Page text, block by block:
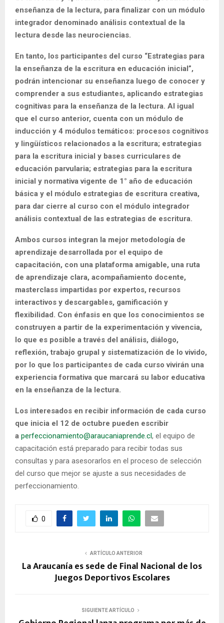
enseñanza de la lectura, para finalizar con un módulo
integrador denominado análisis contextual de la
lectura desde las neurociencias.
En tanto, los participantes del curso “Estrategias para
la enseñanza de la escritura en educación inicial”,
podrán intencionar su enseñanza luego de conocer y
comprender a sus estudiantes, aplicando estrategias
cognitivas para la enseñanza de la lectura. Al igual
que el curso anterior, cuenta con un módulo de
inducción y 4 módulos temáticos: procesos cognitivos
y lingüísticos relacionados a la escritura; estrategias
para la escritura inicial y bases curriculares de
educación parvularia; estrategias para la escritura
inicial y normativa vigente de 1° año de educación
básica y el módulo estrategias de escritura creativa,
para dar cierre al curso con el módulo integrador
análisis contextual de las estrategias de escritura.
Ambos cursos integran la mejor metodología de
aprendizaje desarrollada por el equipo de
capacitación, con una plataforma amigable, una ruta
de aprendizaje clara, acompañamiento docente,
masterclass impartidas por expertos, recursos
interactivos y descargables, gamificación y
flexibilidad. Con énfasis en que los conocimientos se
construyen a partir de la experimentación y vivencia,
lo que es posible a través del análisis, diálogo,
reflexión, trabajo grupal y sistematización de lo vivido,
por lo que los participantes de cada curso vivirán una
experiencia formativa que marcará su labor educativa
en la enseñanza de la lectura.
Los interesados en recibir información de cada curso
que inicia el 12 de octubre pueden escribir
a perfeccionamiento@araucaniaprende.cl, el equipo de
capacitación está preparado para recibir todas sus
consultas y para asesorarlos en el proceso de selección
del curso que mejor se ajuste a sus necesidades de
perfeccionamiento.
0
ARTÍCULO ANTERIOR
La Araucanía es sede de Final Nacional de los
Juegos Deportivos Escolares
SIGUIENTE ARTÍCULO